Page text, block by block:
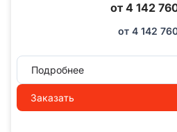
от 4 142
от 4 142
Подробнее
Заказать